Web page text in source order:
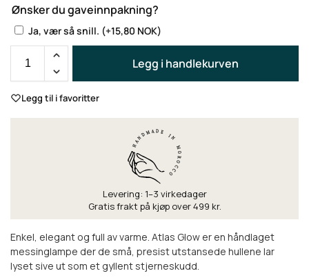
Ønsker du gaveinnpakning?
Ja, vær så snill. (+15,80 NOK)
Legg i handlekurven
Legg til i favoritter
Levering: 1–3 virkedager
Gratis frakt på kjøp over 499 kr.
Enkel, elegant og full av varme. Atlas Glow er en håndlaget
messinglampe der de små, presist utstansede hullene lar
lyset sive ut som et gyllent stjerneskudd.